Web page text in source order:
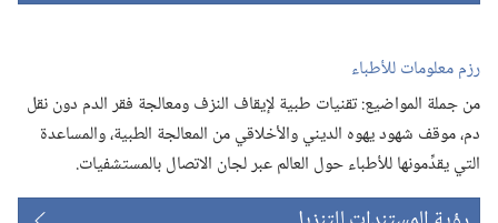
رزم معلومات للأطباء
من جملة المواضيع:‏ تقنيات طبية لإيقاف النزف ومعالجة فقر الدم دون نقل
دم،‏ موقف شهود يهوه الديني والأخلاقي من المعالجة الطبية،‏ والمساعدة
التي يقدِّمونها للأطباء حول العالم عبر لجان الاتصال بالمستشفيات.‏